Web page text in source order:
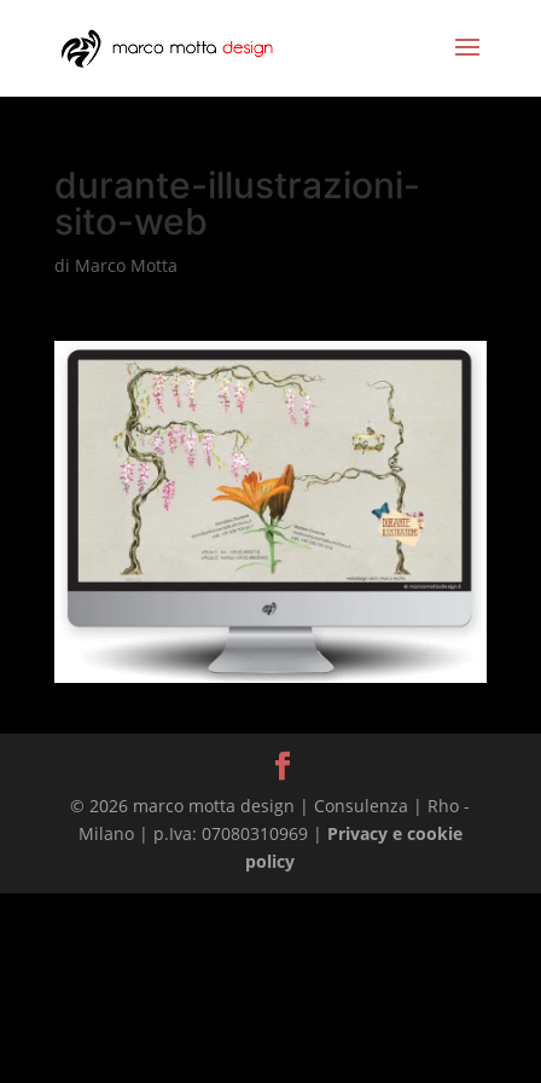
durante-illustrazioni-
sito-web
di Marco Motta
© 2026 marco motta design | Consulenza | Rho -
Milano | p.Iva: 07080310969 | Privacy e cookie
policy